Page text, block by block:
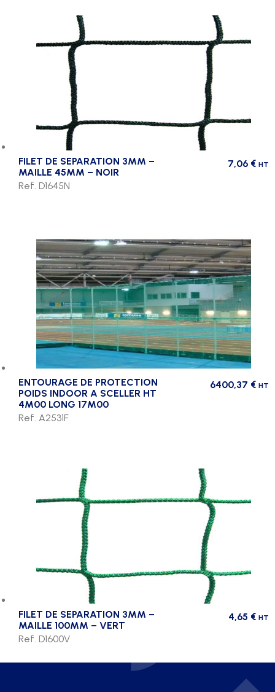
FILET DE SEPARATION 3MM –
MAILLE 45MM – NOIR
7,06 € HT
Ref. D1645N
ENTOURAGE DE PROTECTION
POIDS INDOOR A SCELLER HT
4M00 LONG 17M00
6400,37 € HT
Ref. A2531F
FILET DE SEPARATION 3MM –
MAILLE 100MM – VERT
4,65 € HT
Ref. D1600V